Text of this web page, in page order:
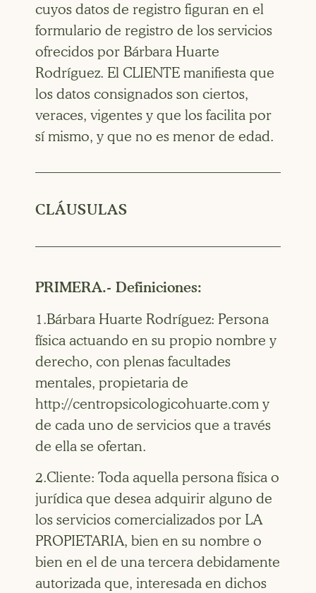
cuyos datos de registro figuran en el
formulario de registro de los servicios
ofrecidos por Bárbara Huarte
Rodríguez. El CLIENTE manifiesta que
los datos consignados son ciertos,
veraces, vigentes y que los facilita por
sí mismo, y que no es menor de edad.
CLÁUSULAS
PRIMERA.- Definiciones:
1.Bárbara Huarte Rodríguez: Persona
física actuando en su propio nombre y
derecho, con plenas facultades
mentales, propietaria de
http://centropsicologicohuarte.com y
de cada uno de servicios que a través
de ella se ofertan.
2.Cliente: Toda aquella persona física o
jurídica que desea adquirir alguno de
los servicios comercializados por LA
PROPIETARIA, bien en su nombre o
bien en el de una tercera debidamente
autorizada que, interesada en dichos